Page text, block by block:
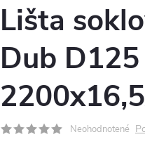
Lišta
Dub
Neohodnotené